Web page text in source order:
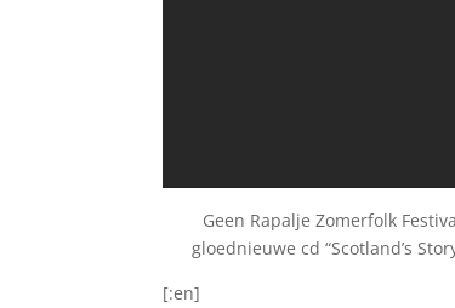
Geen Rapalje Zomerfolk
gloednieuwe cd “Scotland’s
[:en]